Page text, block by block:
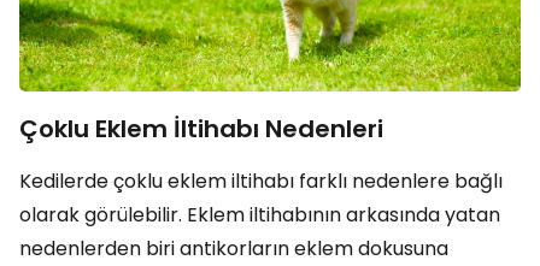
Çoklu Eklem İltihabı Nedenleri
Kedilerde çoklu eklem iltihabı farklı nedenlere bağlı
olarak görülebilir. Eklem iltihabının arkasında yatan
nedenlerden biri antikorların eklem dokusuna